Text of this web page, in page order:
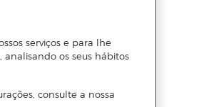
serviços e para lhe
os seus hábitos
consulte a nossa